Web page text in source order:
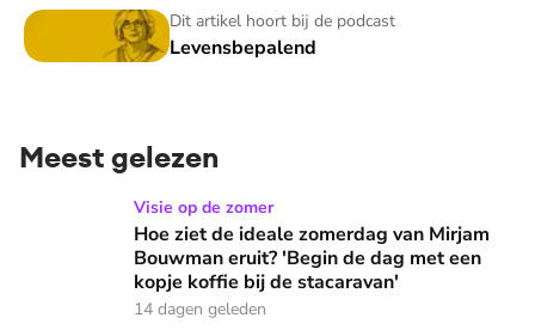
Dit artikel hoort bij de podcast
Levensbepalend
Levensbepalend
Meest gelezen
Hoe ziet de ideale zomerdag van Mirjam Bouwman eruit?
Visie op de zomer
Hoe ziet de ideale zomerdag van Mirjam
Bouwman eruit? 'Begin de dag met een
kopje koffie bij de stacaravan'
14 dagen geleden